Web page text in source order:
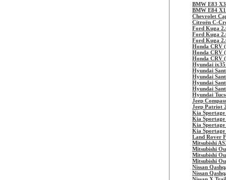
BMW E83
BMW E84
Chevrolet
Citroën C-
Ford Kuga
Ford Kuga
Ford Kuga
Honda CRV
Honda CRV
Honda CRV
Hyundai
Hyundai
Hyundai
Hyundai
Hyundai
Hyundai
Jeep
Jeep Patriot
Kia
Kia
Kia
Kia
Land Rover
Mitsubishi
Mitsubishi
Mitsubishi
Mitsubishi
Nissan
Nissan